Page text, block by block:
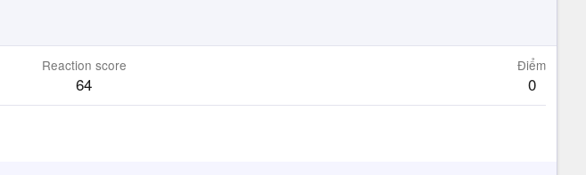
Reaction score
64
Điểm
0